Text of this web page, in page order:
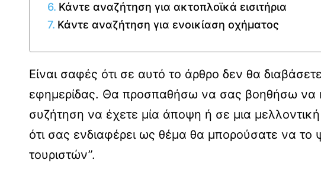
Κάντε αναζήτηση για ακτοπλοϊκά εισιτήρια
Κάντε αναζήτηση για ενοικίαση οχήματος
Είναι σαφές ότι σε αυτό το άρθρο δεν θα
εφημερίδας. Θα προσπαθήσω να σας βοηθήσω να
συζήτηση να έχετε μία άποψη ή σε μια
ότι σας ενδιαφέρει ως θέμα θα μπορούσατε να το
τουριστών”.